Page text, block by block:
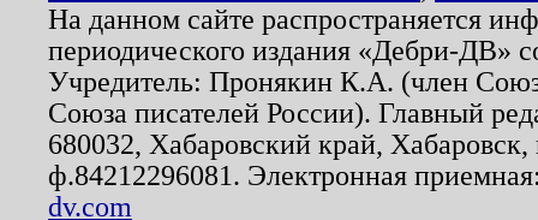
На данном сайте распространяется
периодического издания «Дебри-ДВ»
Учредитель: Пронякин К.А. (член
Союза писателей России). Главный
680032, Хабаровский край,
ф.84212296081. Электронная
dv.com